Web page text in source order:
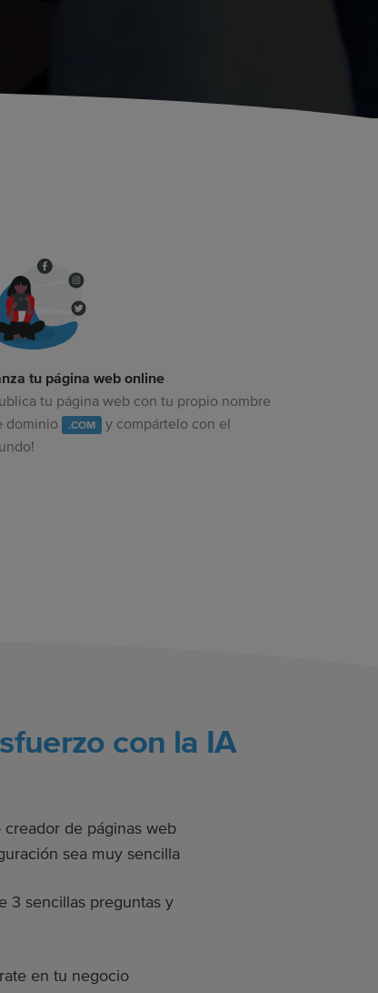
tu página web online
tu página web con tu propio nombre
dominio
.COM
y compártelo con el
con la IA
creador de páginas web
sea muy sencilla
3 sencillas preguntas y
en tu negocio